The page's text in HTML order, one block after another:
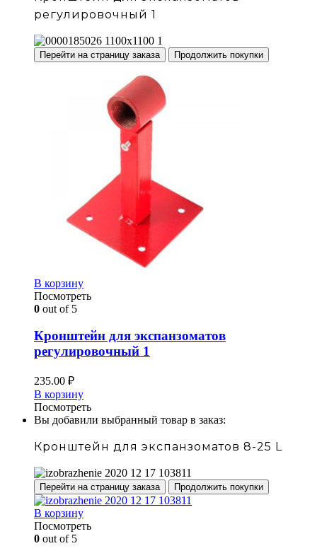
регулировочный 1
Перейти на страницу заказа Продолжить покупки
В корзину
Посмотреть
0 out of 5
Кронштейн для экспанзоматов
регулировочный 1
235.00 ₽
В корзину
Посмотреть
Вы добавили выбранный товар в заказ:
Кронштейн для экспанзоматов 8-25 L
Перейти на страницу заказа Продолжить покупки
В корзину
Посмотреть
0 out of 5